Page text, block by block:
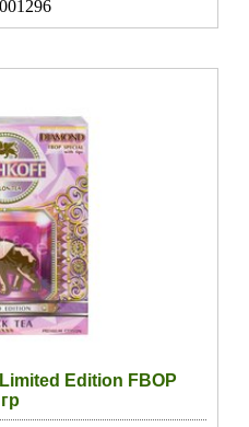
Edition FBOP